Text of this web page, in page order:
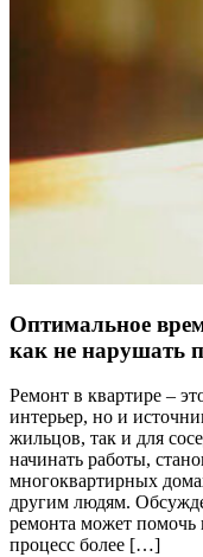
Оптимальное
как не нарушать
Ремонт в квартире –
интерьер, но и
жильцов, так и для
начинать работы,
многоквартирных
другим людям.
ремонта может помочь
процесс более […]